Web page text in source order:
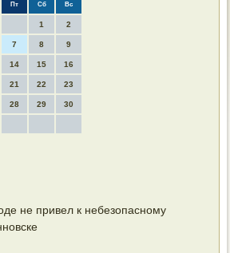
Пт Сб Вс
1 2
7 8 9
14 15 16
21 22 23
28 29 30
не привел к небезопасному